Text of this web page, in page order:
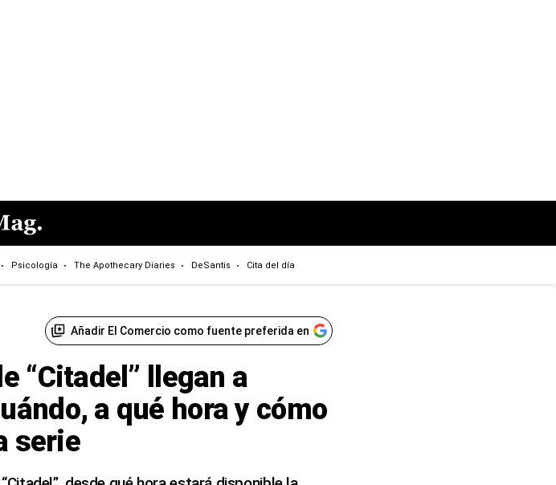
Psicología The Apothecary Diaries DeSantis Cita del día
Añadir El Comercio como fuente preferida en
“Citadel” llegan a
a qué hora y cómo
serie